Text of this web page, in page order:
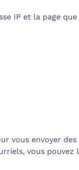
IP et la page que
vous envoyer
vous pouvez